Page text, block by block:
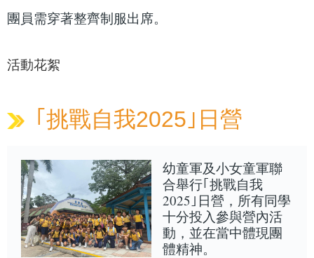
團員需穿著整齊制服出席。
活動花絮
｢挑戰自我2025｣日營
幼童軍及小女童軍聯
合舉行｢挑戰自我
2025｣日營，所有同學
十分投入參與營內活
動，並在當中體現團
體精神。